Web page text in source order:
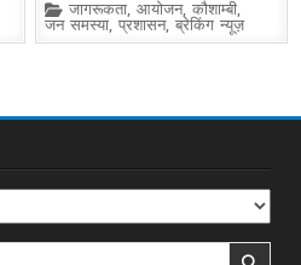
Posted
in
जागरूकता,आयोजन,कौशाम्बी,
जन समस्या,प्रशासन,ब्रेकिंग न्यूज़